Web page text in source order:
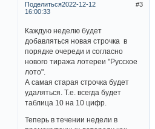
Поделиться 3
2022-12-12
16:00:33
Каждую неделю будет
добавляться новая строчка в
порядке очереди и согласно
нового тиража лотереи "Русское
лото".
А самая старая строчка будет
удаляться. Т.е. всегда будет
таблица 10 на 10 цифр.
Теперь в течении недели в